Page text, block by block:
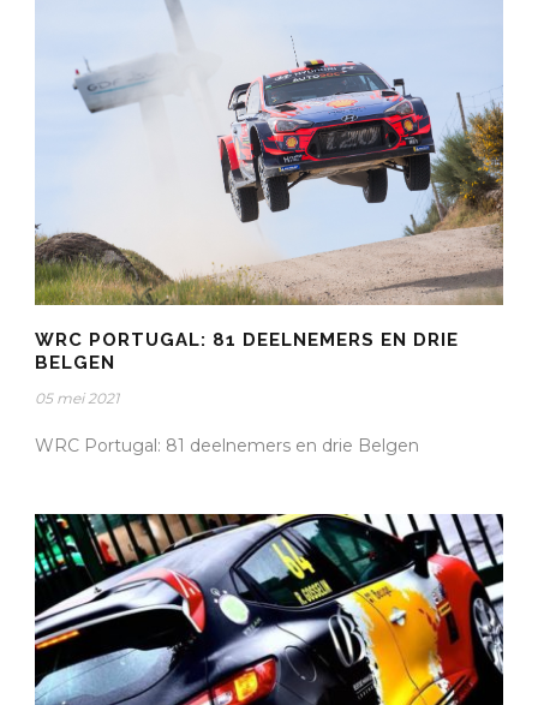
WRC PORTUGAL: 81 DEELNEMERS EN DRIE
BELGEN
05 mei 2021
WRC Portugal: 81 deelnemers en drie Belgen